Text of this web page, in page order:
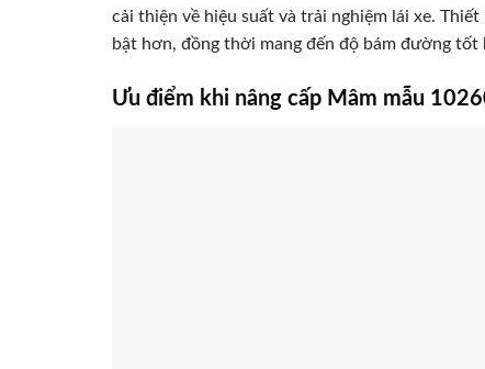
cải thiện về hiệu suất và trải nghiệm lái xe.
bật hơn, đồng thời mang đến độ bám đường tốt
Ưu điểm khi nâng cấp Mâm mẫu